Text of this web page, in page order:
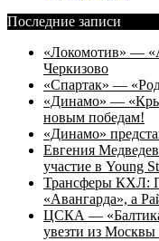
Последние записи
«Локомотив» —
Черкизово
«Спартак» —
«Динамо» —
новым победам!
«Динамо»
Евгения
участие в Young
Трансферы КХЛ:
«Авангарда», а
ЦСКА —
увезти из Москвы